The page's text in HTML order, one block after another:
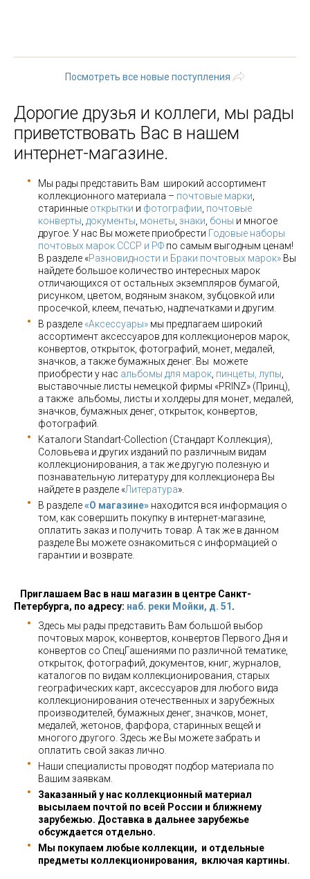
Посмотреть все новые поступления
Дорогие друзья и коллеги, мы рады
приветствовать Вас в нашем
интернет-магазине.
Мы рады представить Вам широкий ассортимент
коллекционного материала – почтовые марки
старинные открытки и фотографии почтовые
конверты документы монеты знаки боны и многое
другое. У нас Вы можете приобрести Годовые наборы
почтовых марок СССР и РФ по самым выгодным ценам!
В разделе «Разновидности и Браки почтовых марок» Вы
найдете большое количество интересных марок
отличающихся от остальных экземпляров бумагой,
рисунком, цветом, водяным знаком, зубцовкой или
просечкой, клеем, печатью, надпечатками и другим.
В разделе «Аксессуары» мы предлагаем широкий
ассортимент аксессуаров для коллекционеров марок,
конвертов, открыток, фотографий, монет, медалей,
значков, а также бумажных денег. Вы можете
приобрести у нас альбомы для марок пинцеты, лупы
выставочные листы немецкой фирмы «PRINZ» (Принц),
а также альбомы, листы и холдеры для монет, медалей,
значков, бумажных денег, открыток, конвертов,
фотографий.
Каталоги Standart-Collection (Стандарт Коллекция),
Соловьева и других изданий по различным видам
коллекционирования, а так же другую полезную и
познавательную литературу для коллекционера Вы
найдете в разделе «Литература».
В разделе«О магазине» находится вся информация о
том, как совершить покупку в интернет-магазине,
оплатить заказ и получить товар. А так же в данном
разделе Вы можете ознакомиться с информацией о
гарантии и возврате.
Приглашаем Вас в наш магазин в центре Санкт-
Петербурга, по адресу: наб. реки Мойки, д. 51 .
Здесь мы рады представить Вам большой выбор
почтовых марок, конвертов, конвертов Первого Дня и
конвертов со СпецГашениями по различной тематике,
открыток, фотографий, документов, книг, журналов,
каталогов по видам коллекционирования, старых
географических карт, аксессуаров для любого вида
коллекционирования отечественных и зарубежных
производителей, бумажных денег, значков, монет,
медалей, жетонов, фарфора, старинных вещей и
многого другого. Здесь же Вы можете забрать и
оплатить свой заказ лично.
Наши специалисты проводят подбор материала по
Вашим заявкам.
Заказанный у нас коллекционный материал
высылаем почтой по всей России и ближнему
зарубежью. Доставка в дальнее зарубежье
обсуждается отдельно.
Мы покупаем любые коллекции, и отдельные
предметы коллекционирования, включая картины.